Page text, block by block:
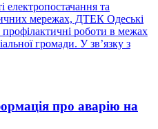
електропостачання та
мережах, ДТЕК Одеські
роботи в межах
громади. У зв’язку з
про аварію на